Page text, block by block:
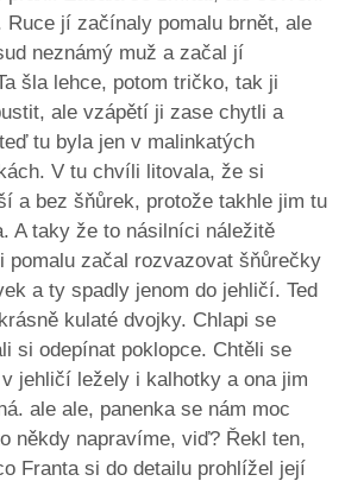
Ruce jí začínaly pomalu brnět, ale
neznámý muž a začal jí
šla lehce, potom tričko, tak ji
ale vzápětí ji zase chytli a
tu byla jen v malinkatých
V tu chvíli litovala, že si
a bez šňůrek, protože takhle jim tu
A taky že to násilníci náležitě
pomalu začal rozvazovat šňůrečky
a ty spadly jenom do jehličí. Ted
kulaté dvojky. Chlapi se
si odepínat poklopce. Chtěli se
jehličí ležely i kalhotky a ona jim
ale ale, panenka se nám moc
někdy napravíme, viď? Řekl ten,
Franta si do detailu prohlížel její